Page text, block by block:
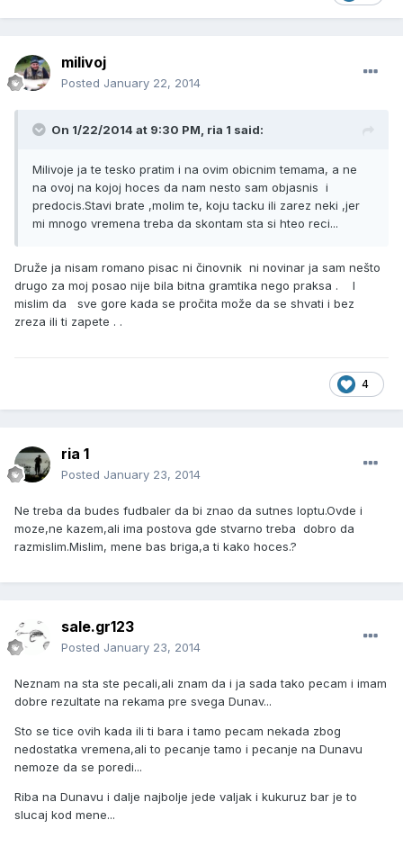
milivoj
Posted January 22, 2014
On 1/22/2014 at 9:30 PM, ria 1 said:
Milivoje ja te tesko pratim i na ovim obicnim temama, a ne
na ovoj na kojoj hoces da nam nesto sam objasnis i
predocis.Stavi brate ,molim te, koju tacku ili zarez neki ,jer
mi mnogo vremena treba da skontam sta si hteo reci...
Druže ja nisam romano pisac ni činovnik ni novinar ja sam nešto
drugo za moj posao nije bila bitna gramtika nego praksa . I
mislim da sve gore kada se pročita može da se shvati i bez
zreza ili ti zapete . .
4
ria 1
Posted January 23, 2014
Ne treba da budes fudbaler da bi znao da sutnes loptu.Ovde i
moze,ne kazem,ali ima postova gde stvarno treba dobro da
razmislim.Mislim, mene bas briga,a ti kako hoces.?
sale.gr123
Posted January 23, 2014
Neznam na sta ste pecali,ali znam da i ja sada tako pecam i imam
dobre rezultate na rekama pre svega Dunav...
Sto se tice ovih kada ili ti bara i tamo pecam nekada zbog
nedostatka vremena,ali to pecanje tamo i pecanje na Dunavu
nemoze da se poredi...
Riba na Dunavu i dalje najbolje jede valjak i kukuruz bar je to
slucaj kod mene...